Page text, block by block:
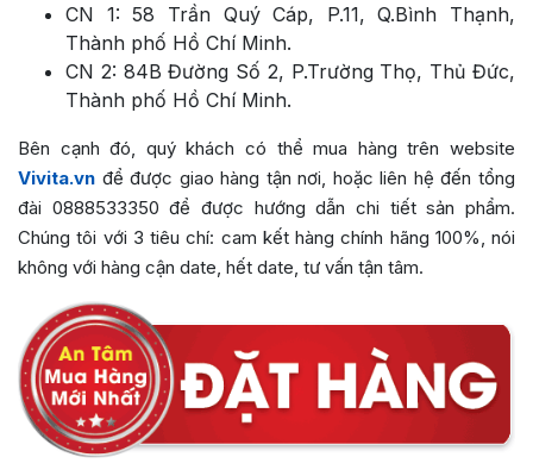
CN 1: 58 Trần Quý Cáp, P.11, Q.Bình Thạnh,
Thành phố Hồ Chí Minh.
CN 2: 84B Đường Số 2, P.Trường Thọ, Thủ Đức,
Thành phố Hồ Chí Minh.
Bên cạnh đó, quý khách có thể mua hàng trên website
Vivita.vn để được giao hàng tận nơi, hoặc liên hệ đến tổng
đài 0888533350 để được hướng dẫn chi tiết sản phẩm.
Chúng tôi với 3 tiêu chí: cam kết hàng chính hãng 100%, nói
không với hàng cận date, hết date, tư vấn tận tâm.